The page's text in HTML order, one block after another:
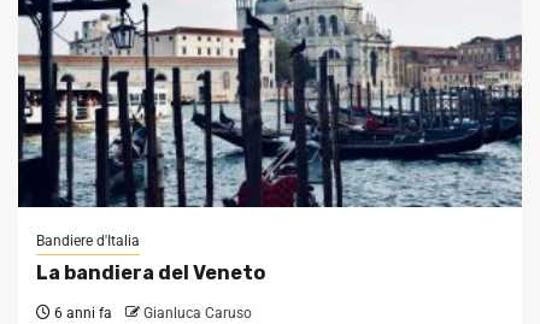
Bandiere d'Italia
La bandiera del Veneto
6 anni fa Gianluca Caruso